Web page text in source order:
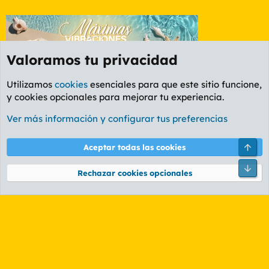
Foro General
Cookies
PL OLDSTYLE AMARILLO
Términos y reglas Política de privacidad Ayuda
Community platform by XenForo® © 2010-2026 XenForo Ltd.
Valoramos tu privacidad
Utilizamos cookies esenciales para que este sitio funcione,
y cookies opcionales para mejorar tu experiencia.
Ver más información y configurar tus preferencias
Aceptar todas las cookies
Rechazar cookies opcionales
Pie